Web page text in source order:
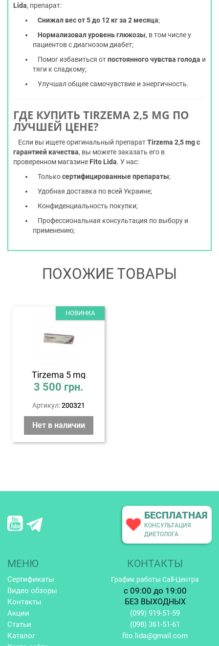
Lida, препарат:
Снижал вес от 5 до 12 кг за 2 месяца;
Нормализовал уровень глюкозы, в том числе у
пациентов с диагнозом диабет;
Помог избавиться отпостоянного чувства голода и
тяги к сладкому;
Улучшал общее самочувствие и энергичность.
ГДЕ КУПИТЬ TIRZEMA 2,5 MG ПО
ЛУЧШЕЙ ЦЕНЕ?
Если вы ищете оригинальный препаратTirzema 2,5 mg с
гарантией качества, вы можете заказать его в
проверенном магазине Fito Lida. У нас:
Толькосертифицированные препараты;
Удобная доставка по всей Украине;
Конфиденциальность покупки;
Профессиональная консультация по выбору и
применению;
ПОХОЖИЕ ТОВАРЫ
НОВИНКА
Tirzema 5 mg
3 500 грн.
Артикул:200321
Нет в наличии
БЕСПЛАТНАЯ
КОНСУЛЬТАЦИЯ
ДИЕТОЛОГА
МЕНЮ
Сертификаты
Видео обзоры
Контакты
Акции
Статьи
Каталог
КОНТАКТЫ
График работы Call-Центра
c 09:00 до 19:00
БЕЗ ВЫХОДНЫХ
(099) 919-51-59
(098) 361-51-61
fito.lida@gmail.com